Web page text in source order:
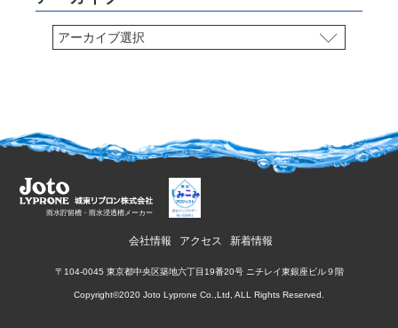
雨水貯留槽・雨水浸透槽メーカー
会社情報 アクセス 新着情報
〒104-0045 東京都中央区築地六丁目19番20号 ニチレイ東銀座ビル９階
Copyright©2020 Joto Lyprone Co.,Ltd, ALL Rights Reserved.